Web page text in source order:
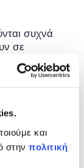
και
στην πολιτική
συχνά
σε
έλαιο και
υδατική όσο
το αυτό
υδρόφιλο